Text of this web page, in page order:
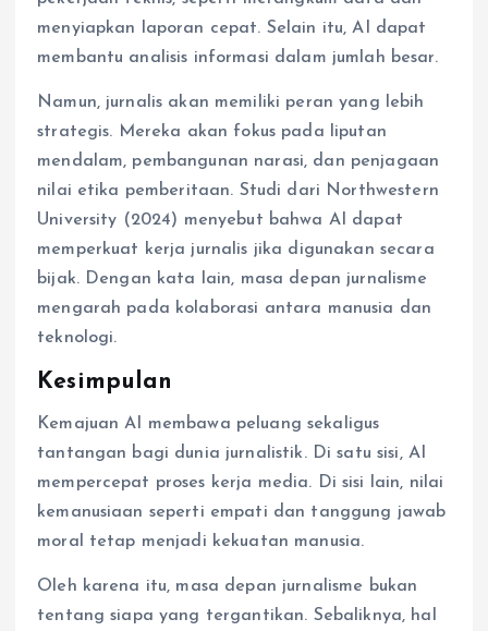
menyiapkan laporan cepat. Selain itu, AI dapat
membantu analisis informasi dalam jumlah besar.
Namun, jurnalis akan memiliki peran yang lebih
strategis. Mereka akan fokus pada liputan
mendalam, pembangunan narasi, dan penjagaan
nilai etika pemberitaan. Studi dari Northwestern
University (2024) menyebut bahwa AI dapat
memperkuat kerja jurnalis jika digunakan secara
bijak. Dengan kata lain, masa depan jurnalisme
mengarah pada kolaborasi antara manusia dan
teknologi.
Kesimpulan
Kemajuan AI membawa peluang sekaligus
tantangan bagi dunia jurnalistik. Di satu sisi, AI
mempercepat proses kerja media. Di sisi lain, nilai
kemanusiaan seperti empati dan tanggung jawab
moral tetap menjadi kekuatan manusia.
Oleh karena itu, masa depan jurnalisme bukan
tentang siapa yang tergantikan. Sebaliknya, hal